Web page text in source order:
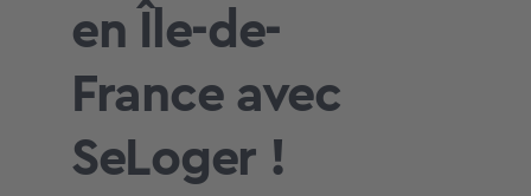
en Île-de-
France avec
SeLoger !